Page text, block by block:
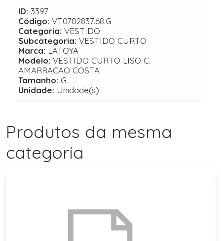
ID: 3397
Código: VT0702837.68.G
Categoria: VESTIDO
Subcategoria: VESTIDO CURTO
Marca: LATOYA
Modelo: VESTIDO CURTO LISO C.
AMARRACAO COSTA
Tamanho: G
Unidade: Unidade(s)
Produtos da mesma
categoria